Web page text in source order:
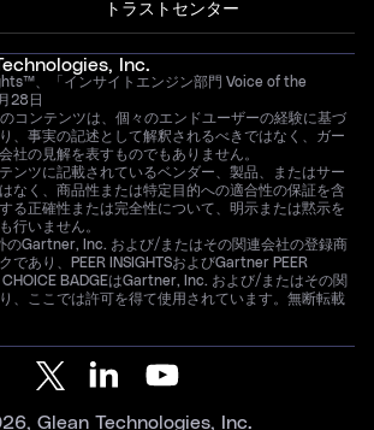
トラストセンター
Inc.
、「インサイトエンジン部門 Voice of the
28日
コンテンツは、個々のエンドユーザーの経験に基づ
、事実の記述として解釈されるべきではなく、ガー
社の見解を表すものでもありません。
ンツに記載されているベンダー、製品、またはサー
なく、商品性または特定目的への適合性の保証を含
る正確性または完全性について、明示または黙示を
行いません。
のGartner, Inc. および/またはその関連会社の登録商
であり、PEER INSIGHTSおよびGartner PEER
CHOICE BADGEはGartner, Inc. および/またはその関
、ここでは許可を得て使用されています。無断転載
Glean Technologies, Inc.